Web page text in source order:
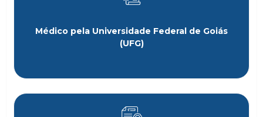
Médico pela Universidade Federal de Goiás
(UFG)